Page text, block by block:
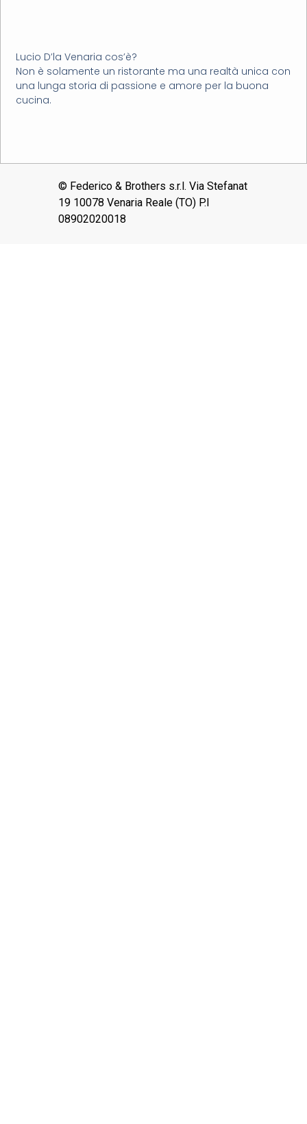
Lucio D’la Venaria cos’è?
Non è solamente un ristorante ma una realtà unica con
una lunga storia di passione e amore per la buona
cucina.
© Federico & Brothers s.r.l. Via Stefanat
19 10078 Venaria Reale (TO) P.I
08902020018